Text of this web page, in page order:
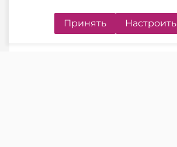
ИТОГИ ПОЛУГОДИЯ
Принять Настроить